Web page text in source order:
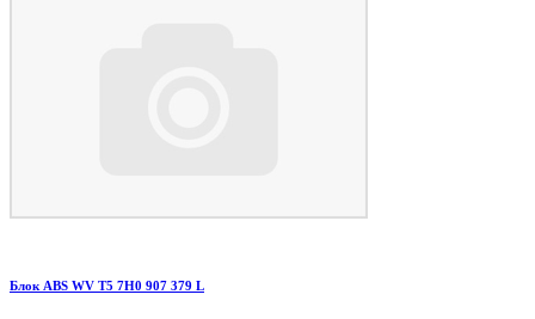
Блок ABS WV T5 7H0 907 379 L